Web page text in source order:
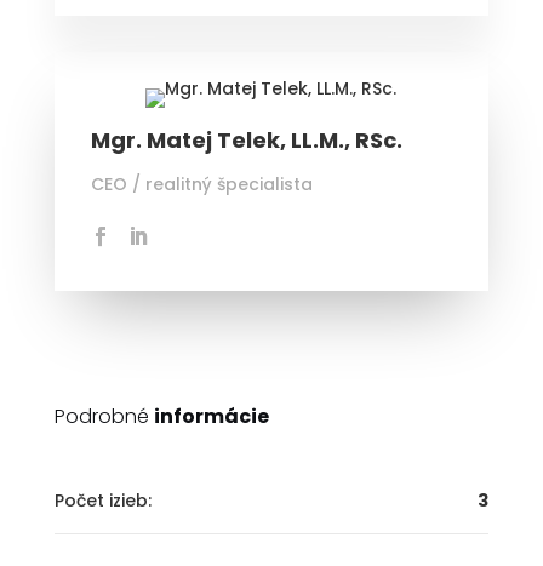
Mgr. Matej Telek, LL.M., RSc.
CEO / realitný špecialista
Podrobné informácie
Počet izieb: 3